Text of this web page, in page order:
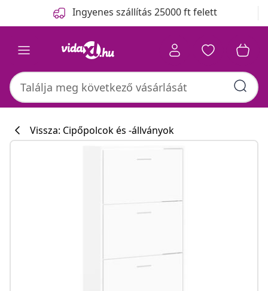
Ingyenes szállítás 25000 ft felett
Vissza: Cipőpolcok és -állványok